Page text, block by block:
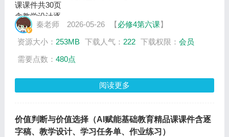
秦老师 2026-05-26 【必修4第六课】
资源大小： 253MB 下载人气： 222 下载权限： 会员
需要点数： 480点
阅读更多
价值判断与价值选择（AI赋能基础教育精品课课件含逐
字稿、教学设计、学习任务单、作业练习）